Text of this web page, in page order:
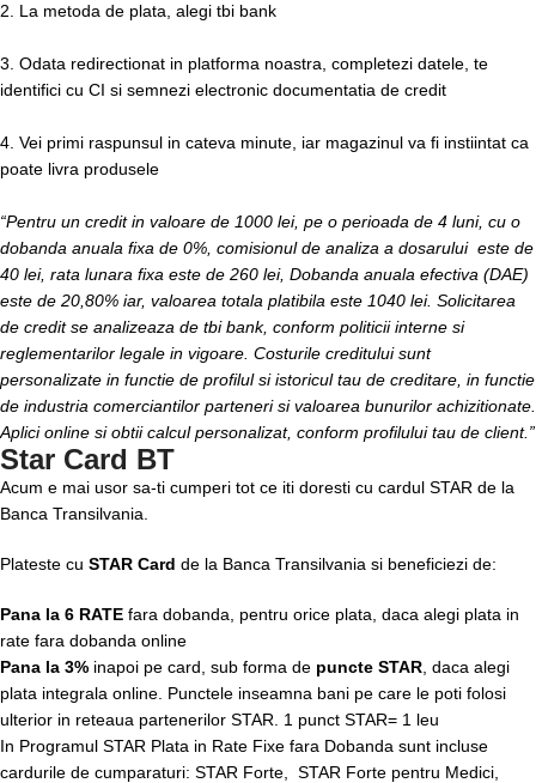
2. La metoda de plata, alegi tbi bank
3. Odata redirectionat in platforma noastra, completezi datele, te
identifici cu CI si semnezi electronic documentatia de credit
4. Vei primi raspunsul in cateva minute, iar magazinul va fi instiintat ca
poate livra produsele
“Pentru un credit in valoare de 1000 lei, pe o perioada de 4 luni, cu o
dobanda anuala fixa de 0%, comisionul de analiza a dosarului este de
40 lei, rata lunara fixa este de 260 lei, Dobanda anuala efectiva (DAE)
este de 20,80% iar, valoarea totala platibila este 1040 lei. Solicitarea
de credit se analizeaza de tbi bank, conform politicii interne si
reglementarilor legale in vigoare. Costurile creditului sunt
personalizate in functie de profilul si istoricul tau de creditare, in functie
de industria comerciantilor parteneri si valoarea bunurilor achizitionate.
Aplici online si obtii calcul personalizat, conform profilului tau de client.”
Star Card BT
Acum e mai usor sa-ti cumperi tot ce iti doresti cu cardul STAR de la
Banca Transilvania.
Plateste cu STAR Card de la Banca Transilvania si beneficiezi de:
Pana la 6 RATE fara dobanda, pentru orice plata, daca alegi plata in
rate fara dobanda online
Pana la 3% inapoi pe card, sub forma de puncte STAR , daca alegi
plata integrala online. Punctele inseamna bani pe care le poti folosi
ulterior in reteaua partenerilor STAR. 1 punct STAR= 1 leu
In Programul STAR Plata in Rate Fixe fara Dobanda sunt incluse
cardurile de cumparaturi: STAR Forte, STAR Forte pentru Medici,